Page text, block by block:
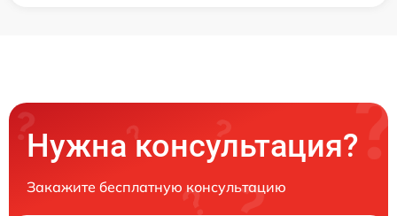
Нужна консультация?
Закажите бесплатную консультацию